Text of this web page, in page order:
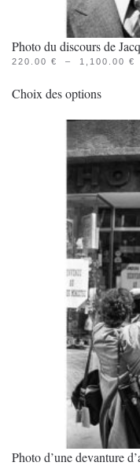
Photo du discours de
220.00 € – 1,100.00 €
Choix des optionsproduit
a
Les
options
peuvent
être
choisies
sur
la
page
du
produit
Photo d’une devanture